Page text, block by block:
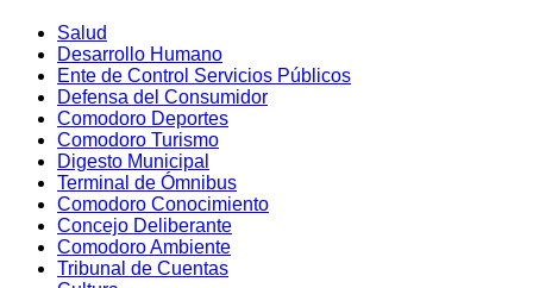
Salud
Desarrollo Humano
Ente de Control Servicios Públicos
Defensa del Consumidor
Comodoro Deportes
Comodoro Turismo
Digesto Municipal
Terminal de Ómnibus
Comodoro Conocimiento
Concejo Deliberante
Comodoro Ambiente
Tribunal de Cuentas